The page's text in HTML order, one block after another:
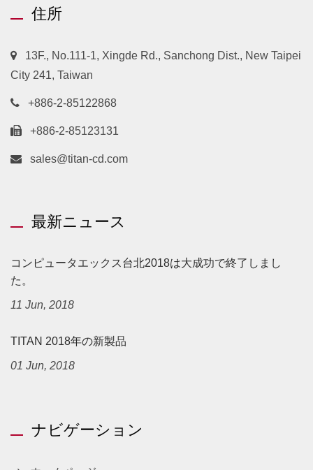
住所
13F., No.111-1, Xingde Rd., Sanchong Dist., New Taipei
City 241, Taiwan
+886-2-85122868
+886-2-85123131
sales@titan-cd.com
最新ニュース
コンピュータエックス台北2018は大成功で終了しまし
た。
11 Jun, 2018
TITAN 2018年の新製品
01 Jun, 2018
ナビゲーション